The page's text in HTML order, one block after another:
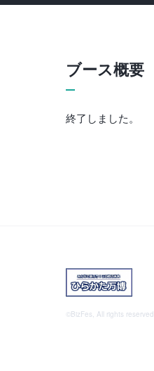
ブース概要
終了しました。
©BizFes, All rights reserved.